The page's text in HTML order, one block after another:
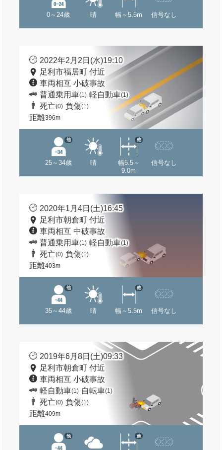
0～24歳 晴 幅～5.5m 信号なし
2022年2月2日(水)19:10
足利市福居町 付近
車両相互 小破事故
普通乗用車(1) 軽自動車(1)
死亡(0) 負傷(1)
距離396m
25～34歳
他
晴
幅5.5～
9.0m
他
信号なし
2020年1月4日(土)16:45
足利市朝倉町 付近
車両相互 中破事故
普通乗用車(1) 軽自動車(1)
死亡(0) 負傷(1)
距離403m
35～44歳
他
晴 幅～5.5m
他
信号なし
2019年6月8日(土)09:33
足利市朝倉町 付近
車両相互 小破事故
軽自動車(1) 自転車(1)
死亡(0) 負傷(1)
距離409m
他 他